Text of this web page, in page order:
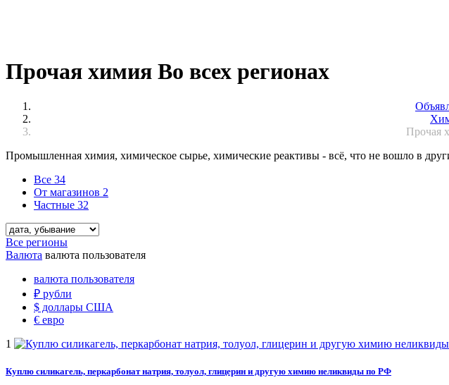
Прочая химия Во всех регионах
Прочая
Промышленная химия, химическое сырье, химические реактивы - всё, что не вошло в
Все 34
От магазинов 2
Частные 32
Все регионы
Валюта валюта пользователя
валюта пользователя
₽ рубли
$ доллары США
€ евро
1
Куплю силикагель, перкарбонат натрия, толуол, глицерин и другую химию неликвиды по РФ